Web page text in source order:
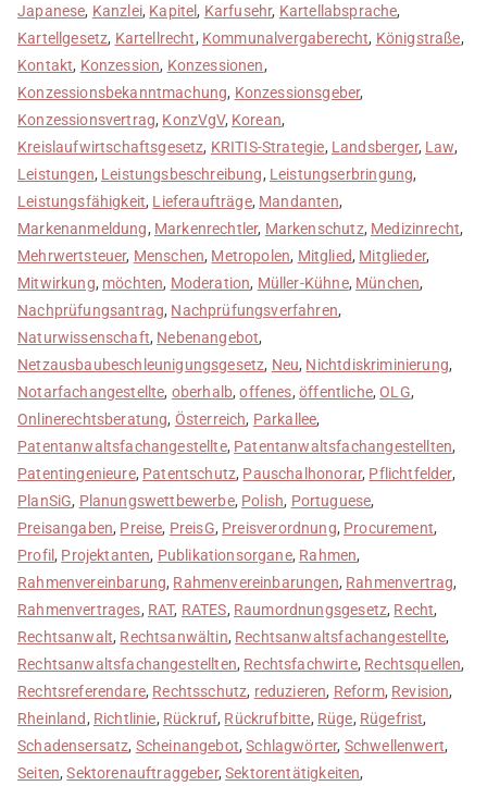
Japanese, Kanzlei, Kapitel, Karfusehr, Kartellabsprache,
Kartellgesetz, Kartellrecht, Kommunalvergaberecht, Königstraße,
Kontakt, Konzession, Konzessionen,
Konzessionsbekanntmachung, Konzessionsgeber,
Konzessionsvertrag, KonzVgV, Korean,
Kreislaufwirtschaftsgesetz, KRITIS-Strategie, Landsberger, Law,
Leistungen, Leistungsbeschreibung, Leistungserbringung,
Leistungsfähigkeit, Lieferaufträge, Mandanten,
Markenanmeldung, Markenrechtler, Markenschutz, Medizinrecht,
Mehrwertsteuer, Menschen, Metropolen, Mitglied, Mitglieder,
Mitwirkung, möchten, Moderation, Müller-Kühne, München,
Nachprüfungsantrag, Nachprüfungsverfahren,
Naturwissenschaft, Nebenangebot,
Netzausbaubeschleunigungsgesetz, Neu, Nichtdiskriminierung,
Notarfachangestellte, oberhalb,offenes,öffentliche,OLG,
Onlinerechtsberatung, Österreich, Parkallee,
Patentanwaltsfachangestellte, Patentanwaltsfachangestellten,
Patentingenieure, Patentschutz, Pauschalhonorar, Pflichtfelder,
PlanSiG, Planungswettbewerbe, Polish, Portuguese,
Preisangaben, Preise, PreisG, Preisverordnung, Procurement,
Profil, Projektanten, Publikationsorgane, Rahmen,
Rahmenvereinbarung, Rahmenvereinbarungen, Rahmenvertrag,
Rahmenvertrages, RAT, RATES, Raumordnungsgesetz, Recht,
Rechtsanwalt, Rechtsanwältin, Rechtsanwaltsfachangestellte,
Rechtsanwaltsfachangestellten, Rechtsfachwirte, Rechtsquellen,
Rechtsreferendare, Rechtsschutz, reduzieren, Reform, Revision,
Rheinland, Richtlinie, Rückruf, Rückrufbitte, Rüge, Rügefrist,
Schadensersatz, Scheinangebot,Schlagwörter, Schwellenwert,
Seiten,Sektorenauftraggeber,Sektorentätigkeiten,